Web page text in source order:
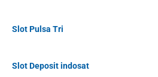
Slot Pulsa Tri
Slot Deposit indosat